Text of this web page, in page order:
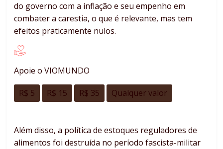
do governo com a inflação e seu empenho em
combater a carestia, o que é relevante, mas tem
efeitos praticamente nulos.
Apoie o VIOMUNDO
R$ 5 R$ 15 R$ 35 Qualquer valor
Além disso, a política de estoques reguladores de
alimentos foi destruída no período fascista-militar